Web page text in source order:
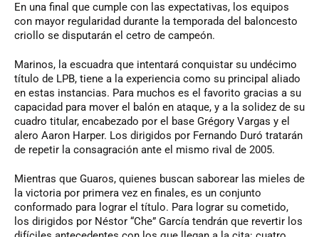
En una final que cumple con las expectativas, los equipos
con mayor regularidad durante la temporada del baloncesto
criollo se disputarán el cetro de campeón.
Marinos, la escuadra que intentará conquistar su undécimo
título de LPB, tiene a la experiencia como su principal aliado
en estas instancias. Para muchos es el favorito gracias a su
capacidad para mover el balón en ataque, y a la solidez de su
cuadro titular, encabezado por el base Grégory Vargas y el
alero Aaron Harper. Los dirigidos por Fernando Duró tratarán
de repetir la consagración ante el mismo rival de 2005.
Mientras que Guaros, quienes buscan saborear las mieles de
la victoria por primera vez en finales, es un conjunto
conformado para lograr el título. Para lograr su cometido,
los dirigidos por Néstor “Che” García tendrán que revertir los